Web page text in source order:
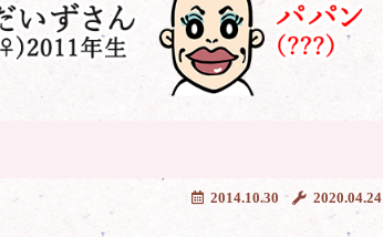
2020.04.24
2014.10.30